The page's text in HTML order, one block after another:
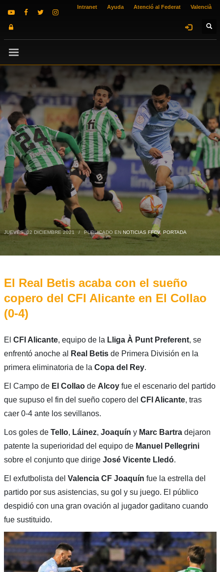
Intranet Ayuda Atenció al Federat Valencià
JUEVES, 02 DICIEMBRE 2021 / PUBLICADO EN NOTICIAS FFCV, PORTADA
El Real Betis acaba con el sueño
copero del CFI Alicante en El Collao
(0-4)
El CFI Alicante, equipo de la Lliga À Punt Preferent, se
enfrentó anoche al
Real Betis de Primera División en la
primera eliminatoria de la Copa del Rey.
El Campo de El Collaode Alcoyfue el escenario del partido
que supuso el fin del sueño copero del CFI Alicante, tras
caer 0-4 ante los sevillanos.
Los goles de Tello, Láinez, Joaquín yMarc Bartradejaron
patente la superioridad del equipo de Manuel Pellegrini
sobre el conjunto que dirige José Vicente Lledó.
El exfutbolista del Valencia CF Joaquín fue la estrella del
partido por sus asistencias, su gol y su juego. El público
despidió con una gran ovación al jugador gaditano cuando
fue sustituido.